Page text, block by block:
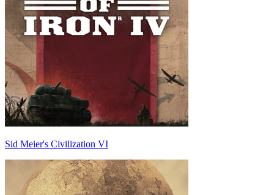
Sid Meier's Civilization VI